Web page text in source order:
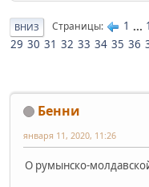
ВНИЗ Страницы 1 ...
29 30 31 32 33 34 35 36
Бенни
января 11, 2020, 11:26
О румынско-